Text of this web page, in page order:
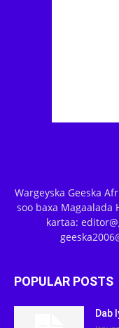
Wargeyska Geeska
soo baxa Magaalada
kartaa:
POPULAR POSTS
Dab